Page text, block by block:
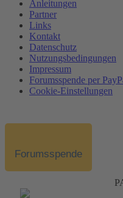
Anleitungen
Partner
Links
Kontakt
Datenschutz
Nutzungsbedingungen
Impressum
Forumsspende per
Cookie-Einstellungen
Forumsspende